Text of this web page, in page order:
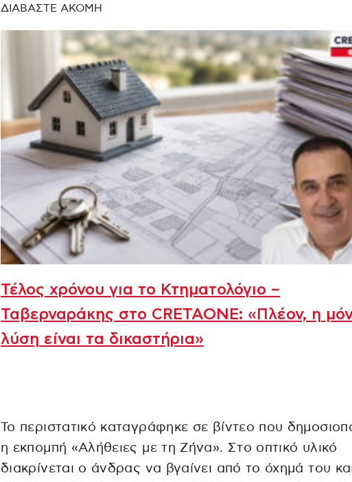
ΔΙΑΒΑΣΤΕ ΑΚΟΜΗ
Τέλος χρόνου για το Κτηματολόγιο –
Ταβερναράκης στο CRETAONE: «Πλέον, η
λύση είναι τα δικαστήρια»
Το περιστατικό καταγράφηκε σε βίντεο που
η εκπομπή «Αλήθειες με τη Ζήνα». Στο οπτικό υλικό
διακρίνεται ο άνδρας να βγαίνει από το όχημά του